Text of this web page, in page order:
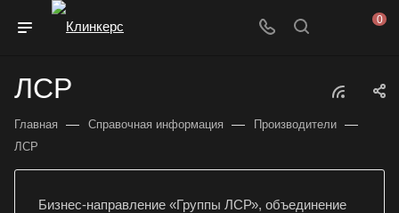
0
ЛСР
Главная — Справочная информация — Производители —
ЛСР
Бизнес-направление «Группы ЛСР», объединение